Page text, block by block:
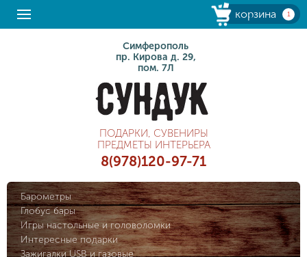
корзина 1
Симферополь
пр. Кирова д. 29,
пом. 7Л
ПОДАРКИ, СУВЕНИРЫ
ПРЕДМЕТЫ ИНТЕРЬЕРА
8(978)120-97-71
Барометры
Глобус бары
Игры настольные и головоломки
Интересные подарки
Зажигалки USB и газовые